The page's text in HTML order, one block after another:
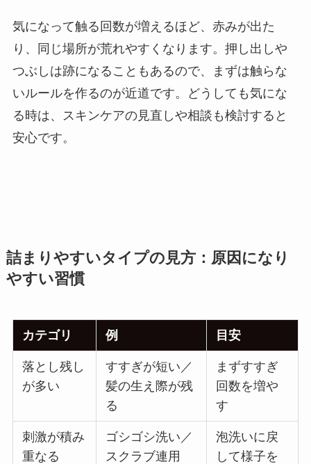
気になって触る回数が増えるほど、赤みが出た
り、同じ場所が荒れやすくなります。押し出しや
つぶしは跡になることもあるので、まずは触らな
いルールを作るのが近道です。どうしても気にな
る時は、スキンケアの見直しや相談も検討すると
安心です。
詰まりやすいタイプの見方：原因になり
やすい習慣
カテゴリ 例 目安
落とし残し
が多い
すすぎが短い／
髪の生え際が残
る
まずすすぎ
回数を増や
す
刺激が積み
重なる
ゴシゴシ洗い／
スクラブ連用
泡洗いに戻
して様子を